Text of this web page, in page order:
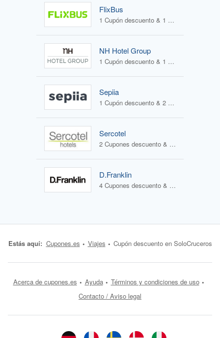
FlixBus
1 Cupón descuento & 1 Oferta
NH Hotel Group
1 Cupón descuento & 1 Oferta
Sepiia
1 Cupón descuento & 2 Ofertas
Sercotel
2 Cupones descuento & 1 Oferta
D.Franklin
4 Cupones descuento & 1 Oferta
Estás aquí: Cupones.es Viajes Cupón descuento en SoloCruceros
Acerca de cupones.es Ayuda
Términos y condiciones de uso
Contacto / Aviso legal